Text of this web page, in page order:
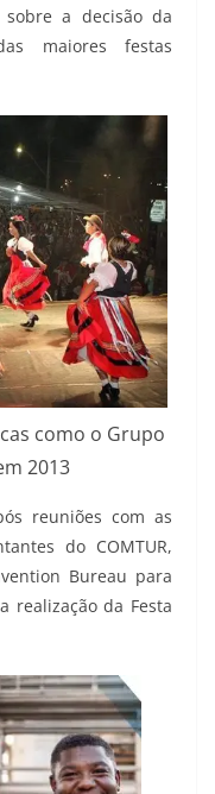
a decisão da
maiores festas
como o Grupo
2013
reuniões com as
do COMTUR,
Bureau para
realização da Festa